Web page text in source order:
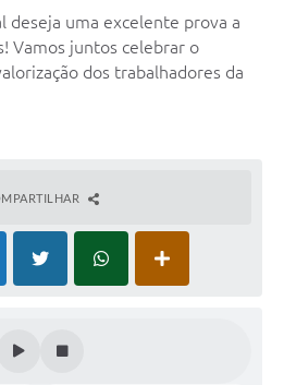
deseja uma excelente prova a
Vamos juntos celebrar o
dos trabalhadores da